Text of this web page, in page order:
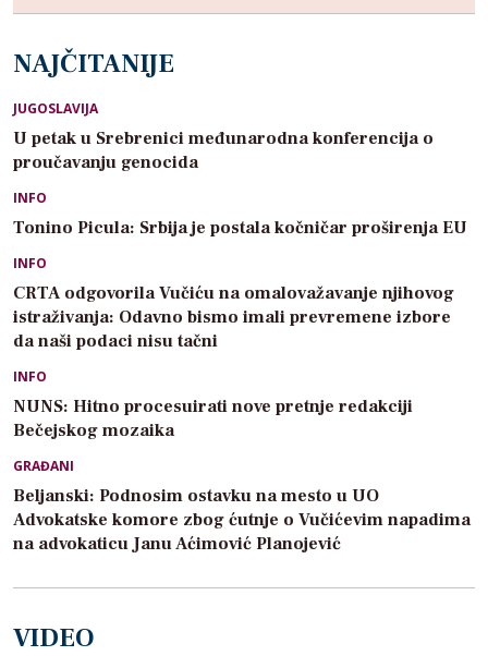
NAJČITANIJE
JUGOSLAVIJA
U petak u Srebrenici međunarodna konferencija o
proučavanju genocida
INFO
Tonino Picula: Srbija je postala kočničar proširenja EU
INFO
CRTA odgovorila Vučiću na omalovažavanje njihovog
istraživanja: Odavno bismo imali prevremene izbore
da naši podaci nisu tačni
INFO
NUNS: Hitno procesuirati nove pretnje redakciji
Bečejskog mozaika
GRAĐANI
Beljanski: Podnosim ostavku na mesto u UO
Advokatske komore zbog ćutnje o Vučićevim napadima
na advokaticu Janu Aćimović Planojević
VIDEO